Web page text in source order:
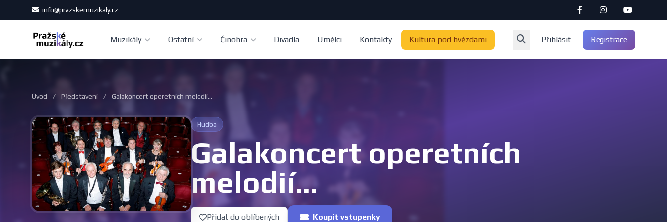
info@prazskemuzikaly.cz
Muzikály Ostatní Činohra Divadla Umělci Kontakty Kultura pod hvězdami Přihlásit Registrace
Úvod / Představení / Galakoncert operetních melodií...
Hudba
Galakoncert operetních
melodií...
Přidat do oblíbených Koupit vstupenky